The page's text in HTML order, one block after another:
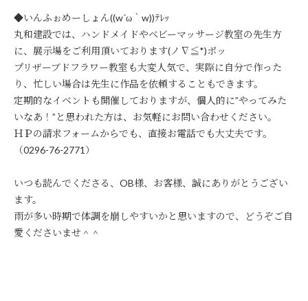
◆いんふぉめーしょん((w´ω｀w))ﾃﾚｯ
丸和建設では、ハンドメイドやベビーマッサージ教室の先生方
に、展示場をご利用頂いております(ノ∇≦*)ポッ
プリザーブドフラワー教室も大変人気で、実際に自分で作った
り、忙しい場合は先生に作品を依頼することもできます。
定期的なイベントも開催しておりますが、個人的に”やってみた
いなあ！”と思われた方は、お気軽にお問い合わせください。
ＨＰの請求フォームからでも、直接お電話でも大丈夫です。
（0296-76-2771 ）
いつも読んでくださる、OB様、お客様、誠にありがとうござい
ます。
雨が多い時期で体調を崩しやすいかと思いますので、どうぞご自
愛くださいませ＾＾